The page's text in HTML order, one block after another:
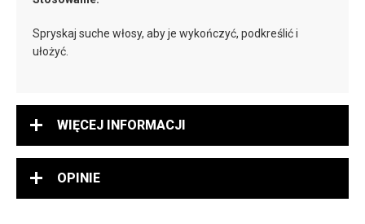
Spryskaj suche włosy, aby je wykończyć, podkreślić i
ułożyć.
WIĘCEJ INFORMACJI
OPINIE